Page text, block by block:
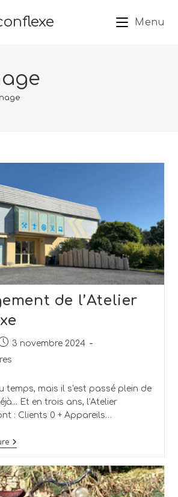
Menu
de l’Atelier
3 novembre 2024
temps, mais il s'est passé plein de
Et en trois ans, l'Atelier
: Clients 0 + Appareils…